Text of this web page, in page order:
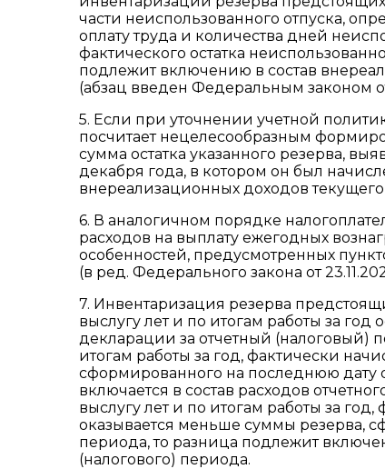
части неиспользованного отпуска,
оплату труда и количества дней
фактического остатка
подлежит включению в состав
(абзац введен Федеральным законом
5. Если при уточнении учетной
посчитает нецелесообразным
сумма остатка указанного резерва,
декабря года, в котором он был
внереализационных доходов
6. В аналогичном порядке
расходов на выплату ежегодных
особенностей, предусмотренных
(в ред. Федерального закона от
7. Инвентаризация резерва
выслугу лет и по итогам работы за
декларации за отчетный (налоговый)
итогам работы за год, фактически
сформированного на последнюю дату
включается в состав расходов
выслугу лет и по итогам работы за
оказывается меньше суммы резерва,
периода, то разница подлежит
(налогового) периода.